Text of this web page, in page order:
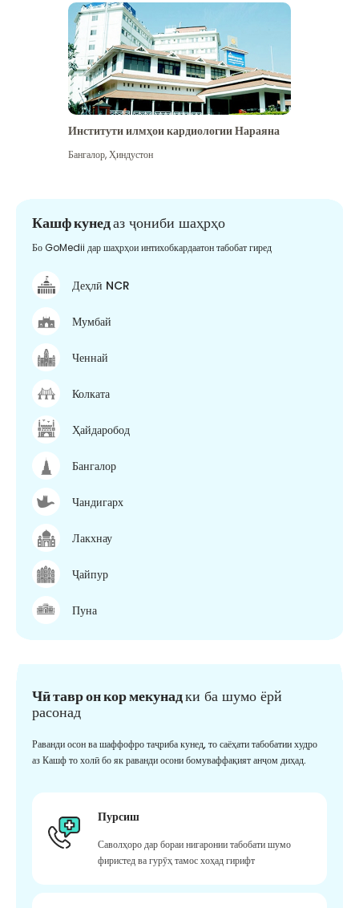
Институти илмҳои кардиологии Нараяна
Бангалор,Ҳиндустон
Кашф кунедаз ҷониби шаҳрҳо
Бо GoMedii дар шаҳрҳои интихобкардаатон табобат гиред
Деҳлӣ NCR
Мумбай
Ченнай
Колката
Ҳайдаробод
Бангалор
Чандигарх
Лакхнау
Ҷайпур
Пуна
Чӣ тавр он кор мекунадки ба шумо ёрй
расонад
Раванди осон ва шаффофро таҷриба кунед, то саёҳати табобатии худро
аз Кашф то холӣ бо як раванди осони бомуваффақият анҷом диҳад.
Пурсиш
Саволҳоро дар бораи нигаронии табобати шумо
фиристед ва гурӯҳ тамос хоҳад гирифт